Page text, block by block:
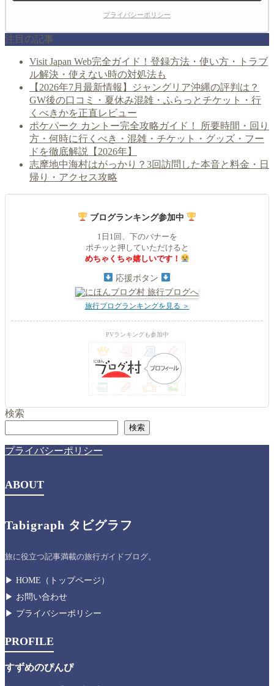
プライバシーポリシー
注目の記事
Visit Japan Web完全ガイド！登録方法・使い方・トラブ
ル解決・使えない時の対処法も
【2026年7月最新情報】ジャングリア沖縄の評判は？
GW後の口コミ・夏休み混雑・ふらっとチケット・行
くべきかを正直レビュー
ポケパーク カントー完全攻略ガイド！ 所要時間・回り
方・何時に行くべき・混雑・チケット・グッズ・フー
ドを徹底解説【2026年】
志摩地中海村はがっかり？3回訪問した本音と料金・日
帰り・アクセス攻略
ブログランキング参加中
1日1回、下のバナーを
ポチッと押していただけると
めちゃくちゃ嬉しいです！
応援ボタン
旅行ブログランキングを見る ＞
PVランキングも参加中
検索
検索
プライバシーポリシー
ABOUT
Tabigraph タビグラフ
旅に役立つ記事満載の旅行ガイドブログ。
▶︎ HOME（トップページ）
▶︎ お問い合わせ
▶︎ プライバシーポリシー
PROFILE
すずめのぴんぴ